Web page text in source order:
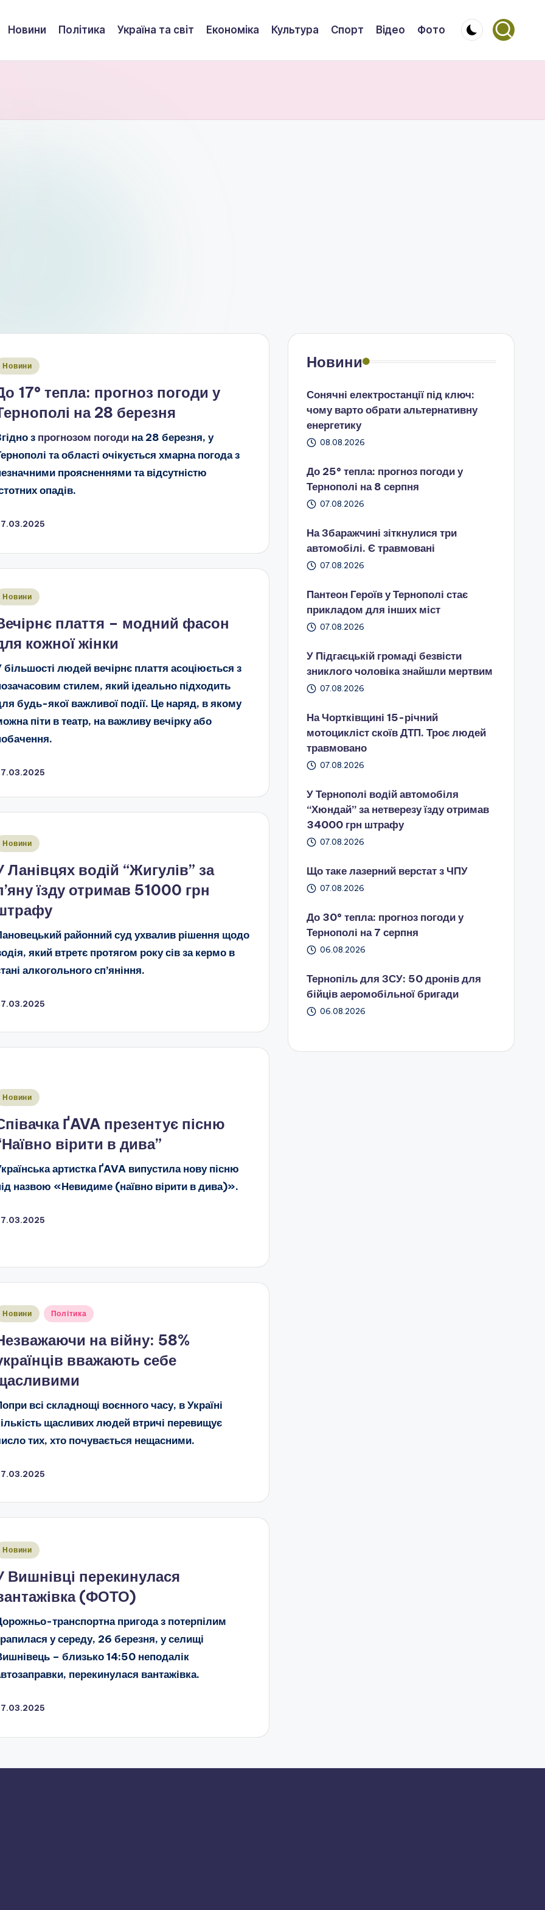
Новини Політика Україна та світ Економіка Культура Спорт Відео Фото
Новини
17° тепла: прогноз погоди у
на 28 березня
з прогнозом погоди на 28 березня, у
та області очікується хмарна погода з
проясненнями та відсутністю
опадів.
Новини
плаття – модний фасон
кожної жінки
більшості людей вечірнє плаття асоціюється з
стилем, який ідеально підходить
будь-якої важливої ​​події. Це наряд, в якому
піти в театр, на важливу вечірку або
Новини
Ланівцях водій “Жигулів” за
їзду отримав 51000 грн
районний суд ухвалив рішення щодо
який втретє протягом року сів за кермо в
алкогольного сп’яніння.
Новини
ҐAVA презентує пісню
вірити в дива”
артистка ҐAVA випустила нову пісню
назвою «Невидиме (наївно вірити в дива)».
Новини Політика
на війну: 58%
вважають себе
всі складнощі воєнного часу, в Україні
щасливих людей втричі перевищує
тих, хто почувається нещасними.
Новини
Вишнівці перекинулася
(ФОТО)
транспортна пригода з потерпілим
у середу, 26 березня, у селищі
– близько 14:50 неподалік
перекинулася вантажівка.
Новини
Сонячні електростанції під ключ:
чому варто обрати альтернативну
енергетику
08.08.2026
До 25° тепла: прогноз погоди у
Тернополі на 8 серпня
07.08.2026
На Збаражчині зіткнулися три
автомобілі. Є травмовані
07.08.2026
Пантеон Героїв у Тернополі стає
прикладом для інших міст
07.08.2026
У Підгаєцькій громаді безвісти
зниклого чоловіка знайшли мертвим
07.08.2026
На Чортківщині 15-річний
мотоцикліст скоїв ДТП. Троє людей
травмовано
07.08.2026
У Тернополі водій автомобіля
“Хюндай” за нетверезу їзду отримав
34000 грн штрафу
07.08.2026
Що таке лазерний верстат з ЧПУ
07.08.2026
До 30° тепла: прогноз погоди у
Тернополі на 7 серпня
06.08.2026
Тернопіль для ЗСУ: 50 дронів для
бійців аеромобільної бригади
06.08.2026